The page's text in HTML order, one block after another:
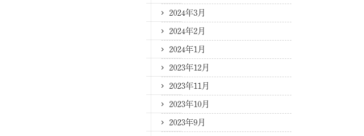
2024年3月
2024年2月
2024年1月
2023年12月
2023年11月
2023年10月
2023年9月